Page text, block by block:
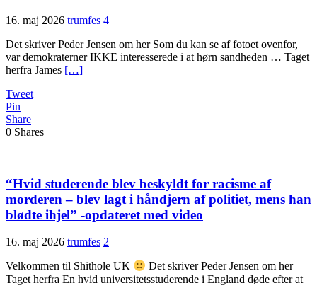
16. maj 2026 trumfes 4
Det skriver Peder Jensen om her Som du kan se af fotoet ovenfor,
var demokraterner IKKE interesserede i at hørn sandheden … Taget
herfra James […]
Tweet
Pin
Share
0 Shares
“Hvid studerende blev beskyldt for racisme af
morderen – blev lagt i håndjern af politiet, mens han
blødte ihjel” -opdateret med video
16. maj 2026 trumfes 2
Velkommen til Shithole UK
Det skriver Peder Jensen om her
Taget herfra En hvid universitetsstuderende i England døde efter at